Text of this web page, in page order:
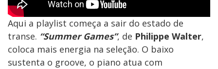
Aqui a playlist começa a sair do estado de
transe. “Summer Games”, de Philippe Walter,
coloca mais energia na seleção. O baixo
sustenta o groove, o piano atua com